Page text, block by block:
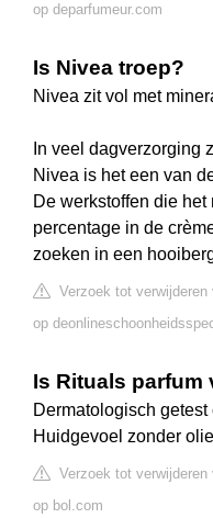
op deparfumeur.com
Is Nivea troep?
Nivea zit vol met
In veel dagverzorging
Nivea is het een van
De werkstoffen die
percentage in de
zoeken in een
Verzoek tot verwijderen
op
Is Rituals parfum
Dermatologisch
Huidgevoel zonder
Verzoek tot verwijderen
op bol.com